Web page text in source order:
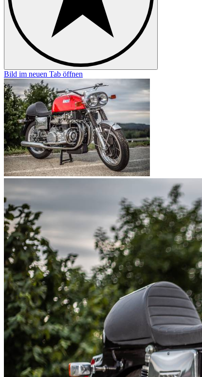
Bild im neuen Tab öffnen